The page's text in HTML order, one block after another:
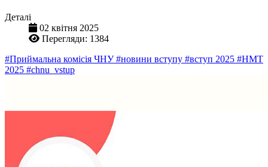
Деталі
02 квітня 2025
Перегляди: 1384
#Приймальна комісія ЧНУ#новини вступу #вступ 2025 #НМТ
2025 #chnu_vstup